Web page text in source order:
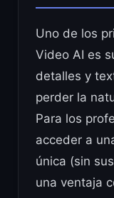
Uno de los
Video AI es
detalles y
perder la
Para los
acceder a
única (sin
una ventaja